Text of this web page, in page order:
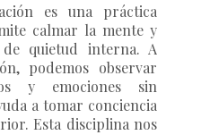
es una práctica
calmar la mente y
quietud interna. A
podemos observar
y emociones sin
a tomar conciencia
Esta disciplina nos